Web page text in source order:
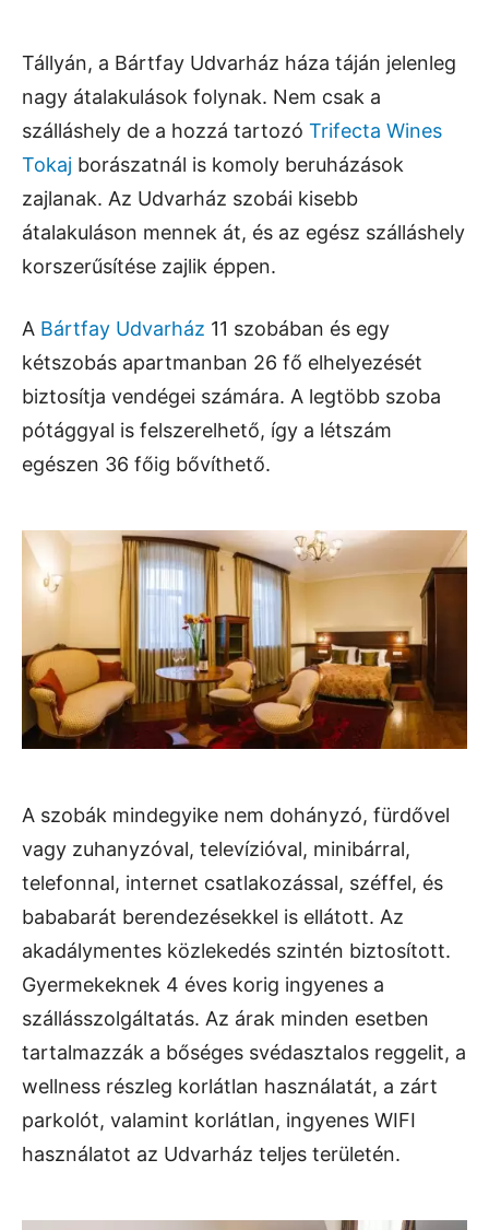
Tállyán, a Bártfay Udvarház háza táján jelenleg
nagy átalakulások folynak. Nem csak a
szálláshely de a hozzá tartozó Trifecta Wines
Tokaj borászatnál is komoly beruházások
zajlanak. Az Udvarház szobái kisebb
átalakuláson mennek át, és az egész szálláshely
korszerűsítése zajlik éppen.
A Bártfay Udvarház 11 szobában és egy
kétszobás apartmanban 26 fő elhelyezését
biztosítja vendégei számára. A legtöbb szoba
pótággyal is felszerelhető, így a létszám
egészen 36 főig bővíthető.
A szobák mindegyike nem dohányzó, fürdővel
vagy zuhanyzóval, televízióval, minibárral,
telefonnal, internet csatlakozással, széffel, és
bababarát berendezésekkel is ellátott. Az
akadálymentes közlekedés szintén biztosított.
Gyermekeknek 4 éves korig ingyenes a
szállásszolgáltatás. Az árak minden esetben
tartalmazzák a bőséges svédasztalos reggelit, a
wellness részleg korlátlan használatát, a zárt
parkolót, valamint korlátlan, ingyenes WIFI
használatot az Udvarház teljes területén.